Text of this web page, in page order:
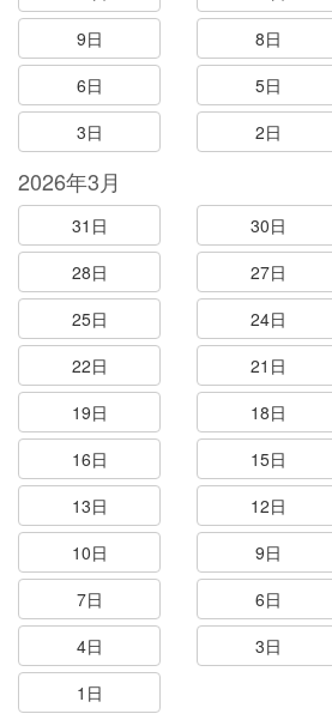
9日
8日
6日
5日
3日
2日
2026年3月
31日 30日
28日
27日
25日
24日
22日
21日
19日
18日
16日
15日
13日
12日
10日
9日
7日
6日
4日
3日
1日